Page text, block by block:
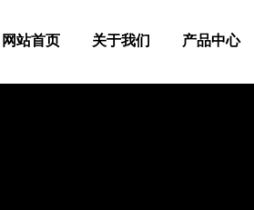
网站首页 关于我们 产品中心